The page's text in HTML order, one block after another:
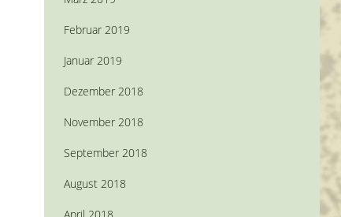
Februar 2019
Januar 2019
Dezember 2018
November 2018
September 2018
August 2018